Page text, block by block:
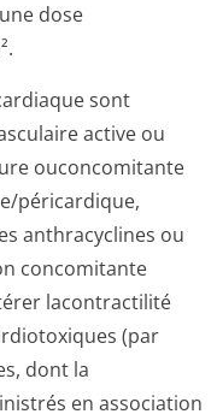
dose
sont
active ou
ouconcomitante
pé­ricardique,
anthracyclines ou
concomitante
lacontractilité
(par
dont la
en association